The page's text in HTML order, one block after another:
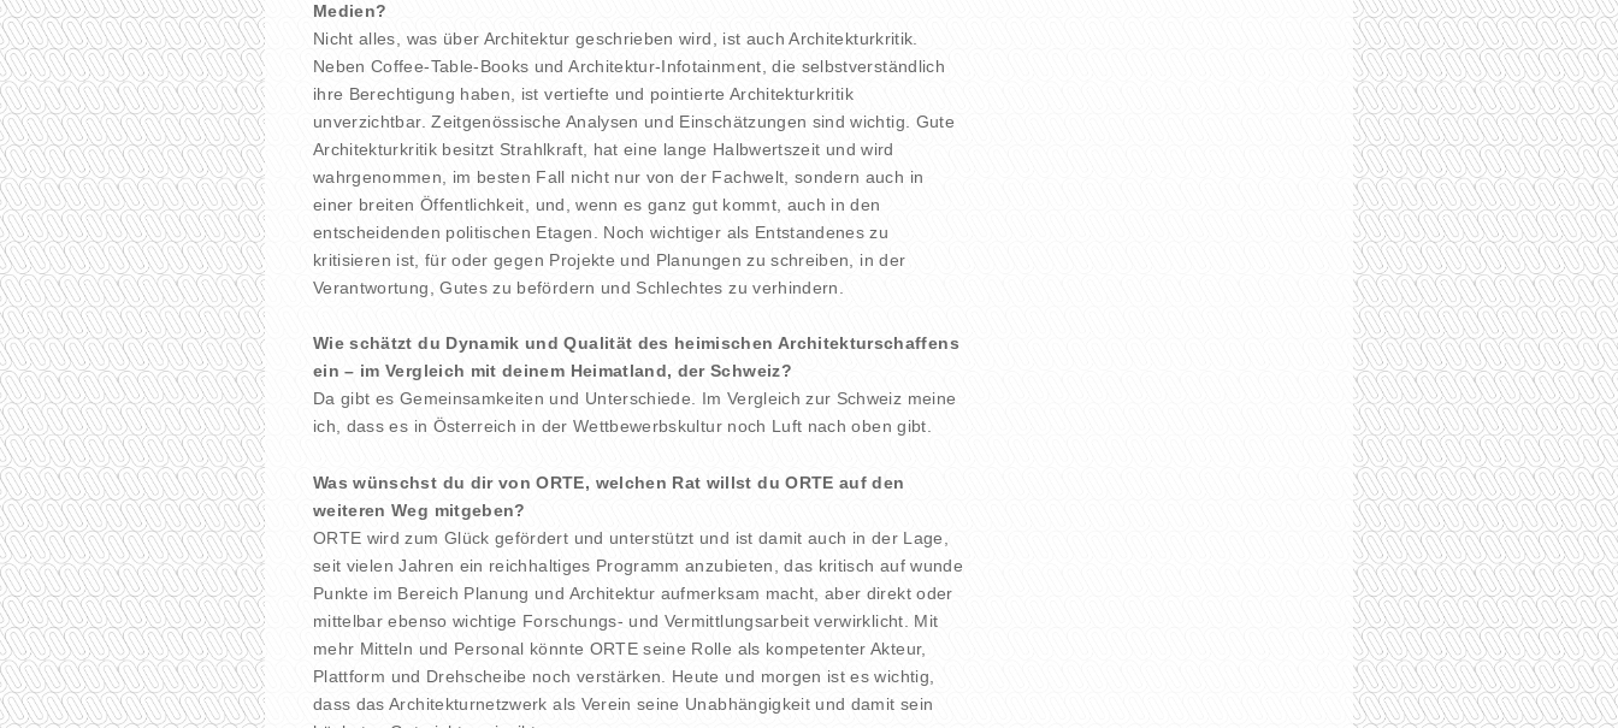
Medien?
Nicht alles, was über Architektur geschrieben wird, ist auch Architekturkritik.
Neben Coffee-Table-Books und Architektur-Infotainment, die selbstverständlich
ihre Berechtigung haben, ist vertiefte und pointierte Architekturkritik
unverzichtbar. Zeitgenössische Analysen und Einschätzungen sind wichtig. Gute
Architekturkritik besitzt Strahlkraft, hat eine lange Halbwertszeit und wird
wahrgenommen, im besten Fall nicht nur von der Fachwelt, sondern auch in
einer breiten Öffentlichkeit, und, wenn es ganz gut kommt, auch in den
entscheidenden politischen Etagen. Noch wichtiger als Entstandenes zu
kritisieren ist, für oder gegen Projekte und Planungen zu schreiben, in der
Verantwortung, Gutes zu befördern und Schlechtes zu verhindern.
Wie schätzt du Dynamik und Qualität des heimischen Architekturschaffens
ein – im Vergleich mit deinem Heimatland, der Schweiz?
Da gibt es Gemeinsamkeiten und Unterschiede. Im Vergleich zur Schweiz meine
ich, dass es in Österreich in der Wettbewerbskultur noch Luft nach oben gibt.
Was wünschst du dir von ORTE, welchen Rat willst du ORTE auf den
weiteren Weg mitgeben?
ORTE wird zum Glück gefördert und unterstützt und ist damit auch in der Lage,
seit vielen Jahren ein reichhaltiges Programm anzubieten, das kritisch auf wunde
Punkte im Bereich Planung und Architektur aufmerksam macht, aber direkt oder
mittelbar ebenso wichtige Forschungs- und Vermittlungsarbeit verwirklicht. Mit
mehr Mitteln und Personal könnte ORTE seine Rolle als kompetenter Akteur,
Plattform und Drehscheibe noch verstärken. Heute und morgen ist es wichtig,
dass das Architekturnetzwerk als Verein seine Unabhängigkeit und damit sein